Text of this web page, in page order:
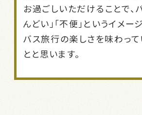
お過ごしいただけることで、
んどい」「不便」というイメー
バス旅行の楽しさを味わっ
とと思います。